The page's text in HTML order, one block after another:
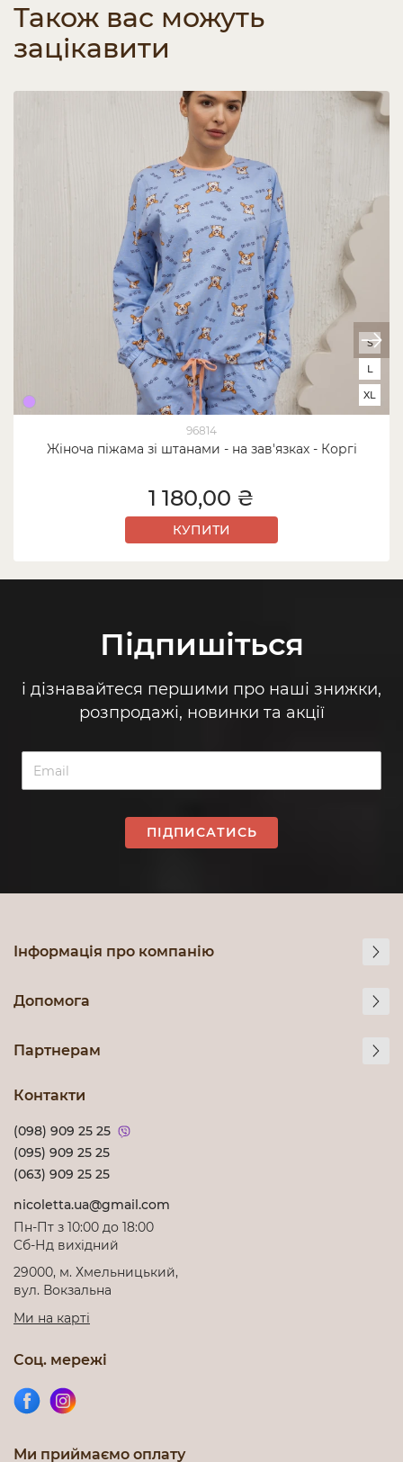
Також вас можуть
зацікавити
96814
Жіноча піжама зі штанами - на зав'язках - Коргі
S
L
XL
1 180,00 ₴
КУПИТИ
Підпишіться
і дізнавайтеся першими про наші знижки,
розпродажі, новинки та акції
ПІДПИСАТИСЬ
Інформація про компанію
Допомога
Партнерам
Контакти
(098) 909 25 25
(095) 909 25 25
(063) 909 25 25
nicoletta.ua@gmail.com
Пн-Пт з 10:00 до 18:00
Cб-Нд вихідний
29000, м. Хмельницький,
вул. Вокзальна
Ми на карті
Соц. мережі
Ми приймаємо оплату